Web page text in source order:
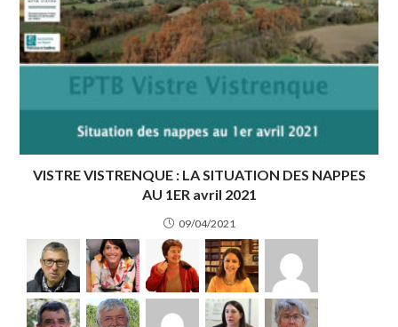
VISTRE VISTRENQUE : LA SITUATION DES NAPPES
AU 1ER avril 2021
09/04/2021